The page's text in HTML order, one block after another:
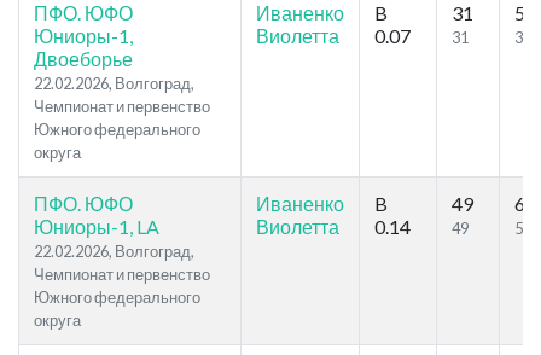
ПФО. ЮФО
Юниоры-1,
Двоеборье
22.02.2026, Волгоград,
Чемпионат и первенство
Южного федерального
округа
Иваненко
Виолетта
B
0.07
31
31
56
32
ПФО. ЮФО
Юниоры-1, LA
22.02.2026, Волгоград,
Чемпионат и первенство
Южного федерального
округа
Иваненко
Виолетта
B
0.14
49
49
66
50